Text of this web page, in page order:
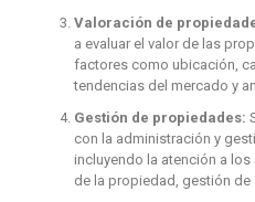
Valoración de
a evaluar el valor de las
factores como ubicación,
tendencias del mercado y
Gestión de propiedades:
con la administración y
incluyendo la atención a
de la propiedad, gestión de